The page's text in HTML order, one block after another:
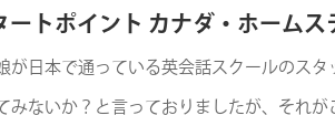
トポイント カナダ・ホームス
日本で通っている英会話スクールのス
ないか？と言っておりましたが、それ